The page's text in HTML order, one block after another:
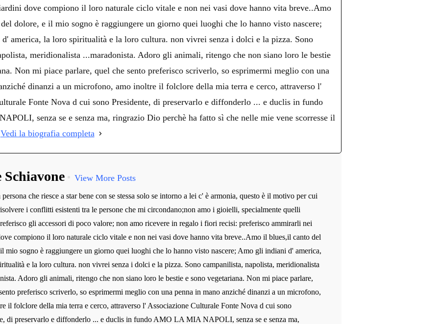
dove compiono il loro naturale ciclo vitale e non nei vasi dove hanno vita breve..Amo
dolore, e il mio sogno è raggiungere un giorno quei luoghi che lo hanno visto nascere;
america, la loro spiritualità e la loro cultura. non vivrei senza i dolci e la pizza. Sono
meridionalista ...maradonista. Adoro gli animali, ritengo che non siano loro le bestie
Non mi piace parlare, quel che sento preferisco scriverlo, so esprimermi meglio con una
dinanzi a un microfono, amo inoltre il folclore della mia terra e cerco, attraverso l'
Fonte Nova d cui sono Presidente, di preservarlo e diffonderlo ... e duclis in fundo
senza se e senza ma, ringrazio Dio perchè ha fatto sì che nelle mie vene scorresse il
Vedi la biografia completa
View More Posts
persona che riesce a star bene con se stessa solo se intorno a lei c' è armonia, questo è il motivo per cui
i conflitti esistenti tra le persone che mi circondano;non amo i gioielli, specialmente quelli
gli accessori di poco valore; non amo ricevere in regalo i fiori recisi: preferisco ammirarli nei
compiono il loro naturale ciclo vitale e non nei vasi dove hanno vita breve..Amo il blues,il canto del
mio sogno è raggiungere un giorno quei luoghi che lo hanno visto nascere; Amo gli indiani d' america,
e la loro cultura. non vivrei senza i dolci e la pizza. Sono campanilista, napolista, meridionalista
Adoro gli animali, ritengo che non siano loro le bestie e sono vegetariana. Non mi piace parlare,
preferisco scriverlo, so esprimermi meglio con una penna in mano anziché dinanzi a un microfono,
il folclore della mia terra e cerco, attraverso l' Associazione Culturale Fonte Nova d cui sono
di preservarlo e diffonderlo ... e duclis in fundo AMO LA MIA NAPOLI, senza se e senza ma,